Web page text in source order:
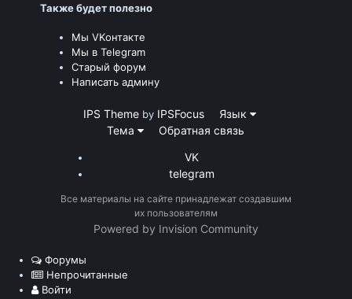
Также будет полезно
Мы VKонтакте
Мы в Telegram
Старый форум
Написать админу
IPS Theme by IPSFocus
Язык
Тема
Обратная связь
VK
telegram
Все материалы на сайте принадлежат создавшим
их пользователям
Powered by Invision Community
Форумы
Непрочитанные
Войти